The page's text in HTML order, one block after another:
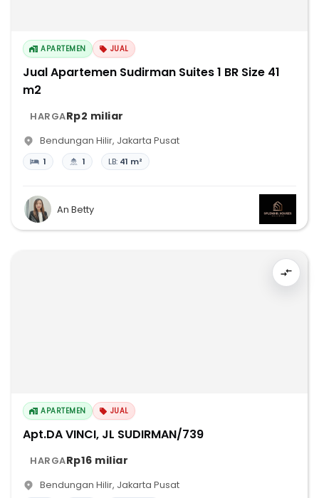
APARTEMEN JUAL
Jual Apartemen Sudirman Suites 1 BR Size 41
m2
HARGARp2 miliar
Bendungan Hilir, Jakarta Pusat
1 1 LB: 41 m²
An Betty
APARTEMEN JUAL
Apt.DA VINCI, JL SUDIRMAN/739
HARGARp16 miliar
Bendungan Hilir, Jakarta Pusat